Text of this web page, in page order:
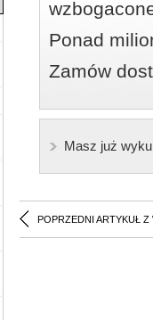
Ponad
Zamów
Masz już
POPRZEDNI ARTYKUŁ Z